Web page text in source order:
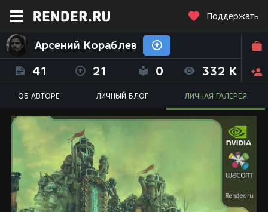
Поддержать
Арсений Кораблев
41 21 0 332 K
ОБ АВТОРЕ ЛИЧНЫЙ БЛОГ ЛИЧНАЯ ГАЛЕРЕЯ